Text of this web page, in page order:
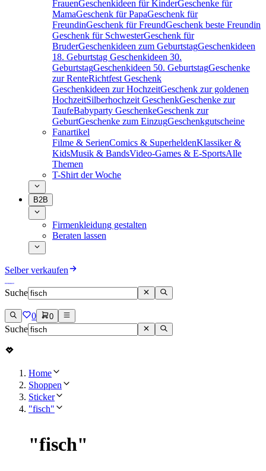
FrauenGeschenkideen für KinderGeschenke für
MamaGeschenk für PapaGeschenk für
FreundinGeschenk für FreundGeschenk beste Freundin
Geschenk für SchwesterGeschenk für
BruderGeschenkideen zum GeburtstagGeschenkideen
18. Geburtstag Geschenkideen 30.
GeburtstagGeschenkideen 50. GeburtstagGeschenke
zur RenteRichtfest Geschenk
Geschenkideen zur HochzeitGeschenk zur goldenen
HochzeitSilberhochzeit GeschenkGeschenke zur
TaufeBabyparty GeschenkeGeschenk zur
GeburtGeschenke zum EinzugGeschenkgutscheine
Fanartikel
Filme & SerienComics & SuperheldenKlassiker &
KidsMusik & BandsVideo-Games & E-SportsAlle
Themen
T-Shirt der Woche
B2B
Firmenkleidung gestalten
Beraten lassen
Selber verkaufen
Suche
0 0
Suche
Home
Shoppen
Sticker
"fisch"
"fisch"